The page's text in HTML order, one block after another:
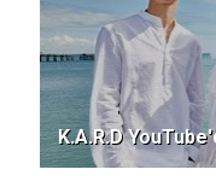
K.A.R.D